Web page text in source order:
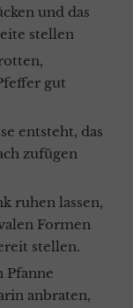
stellen
gut
zufügen
Formen
stellen.
anbraten,